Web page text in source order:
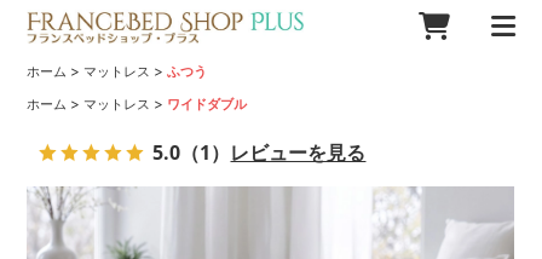
ホーム > マットレス >ふつう
ホーム > マットレス > ワイドダブル
5.0 （1） レビューを見る